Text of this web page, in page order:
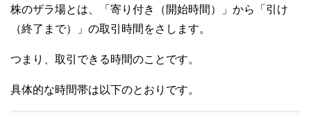
株のザラ場とは、「寄り付き（開始時間）」から「引け
（終了まで）」の取引時間をさします。
つまり、取引できる時間のことです。
具体的な時間帯は以下のとおりです。